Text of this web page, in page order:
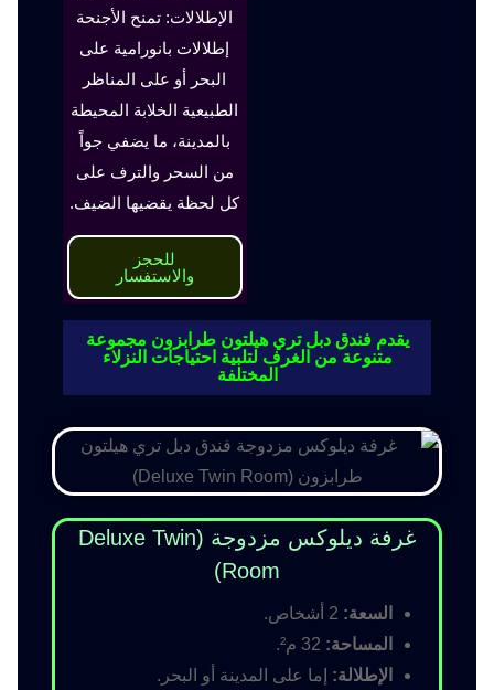
الإطلالات: تمنح الأجنحة
إطلالات بانورامية على
البحر أو على المناظر
الطبيعية الخلابة المحيطة
بالمدينة، ما يضفي جواً
من السحر والترف على
كل لحظة يقضيها الضيف.
للحجز
والاستفسار
يقدم فندق دبل تري هيلتون طرابزون مجموعة
متنوعة من الغرف لتلبية احتياجات النزلاء
المختلفة
غرفة ديلوكس مزدوجة (Deluxe Twin
Room)
السعة:
المساحة:
الإطلالة: إما على المدينة أو البحر.